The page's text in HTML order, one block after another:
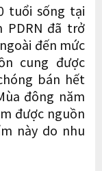
tuổi sống tại
PDRN đã trở
đến mức
cung được
bán hết
đông năm
được nguồn
này do nhu